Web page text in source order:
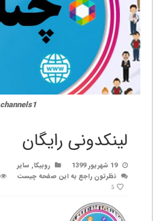
channels1
لینکدونی رایگان
19 شهریور 1399 روبیکا, سایر
نظرتون راجع به این صفحه چیست
5